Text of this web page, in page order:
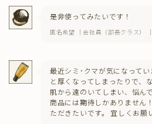
是非使ってみたいです！
匿名希望 ｜会社員（部長クラス） ｜
最近シミ･クマが気になって
と厚くなってしまったりで、
肌から遠のいてしまい、悩ん
商品には期待しかありません
ただきたいです。 宜しくお願